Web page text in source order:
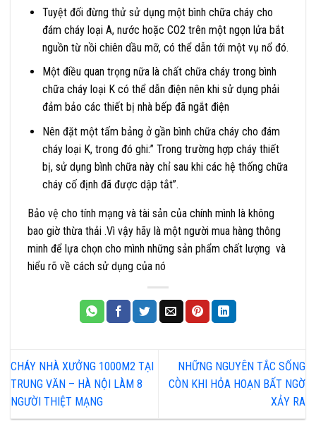
Tuyệt đối đừng thử sử dụng một bình chữa cháy cho
đám cháy loại A, nước hoặc CO2 trên một ngọn lửa bắt
nguồn từ nồi chiên dầu mỡ, có thể dẫn tới một vụ nổ đó.
Một điều quan trọng nữa là chất chữa cháy trong bình
chữa cháy loại K có thể dẫn điện nên khi sử dụng phải
đảm bảo các thiết bị nhà bếp đã ngắt điện
Nên đặt một tấm bảng ở gần bình chữa cháy cho đám
cháy loại K, trong đó ghi:” Trong trường hợp cháy thiết
bị, sử dụng bình chữa này chỉ sau khi các hệ thống chữa
cháy cố định đã được dập tắt”.
Bảo vệ cho tính mạng và tài sản của chính mình là không
bao giờ thừa thải .Vì vậy hãy là một người mua hàng thông
minh để lựa chọn cho mình những sản phẩm chất lượng và
hiểu rõ về cách sử dụng của nó
CHÁY NHÀ XƯỞNG 1000M2 TẠI
TRUNG VĂN – HÀ NỘI LÀM 8
NGƯỜI THIỆT MẠNG
NHỮNG NGUYÊN TẮC SỐNG
CÒN KHI HỎA HOẠN BẤT NGỜ
XẢY RA